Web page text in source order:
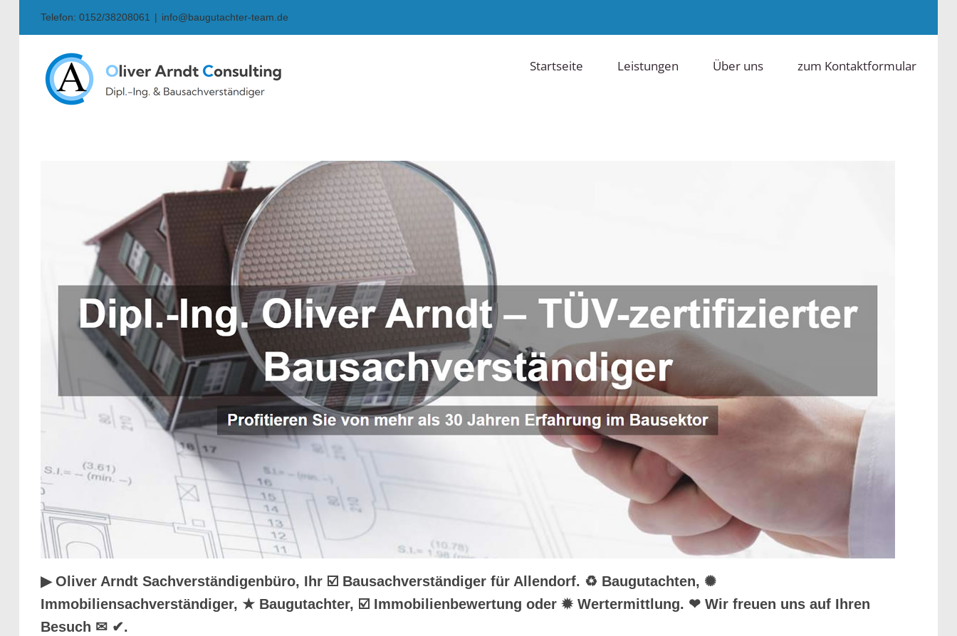
Telefon: 0152/38208061 | info@baugutachter-team.de
Startseite Leistungen Über uns zum Kontaktformular
▶︎ Oliver Arndt Sachverständigenbüro, Ihr ☑️ Bausachverständiger für Allendorf. ♻ Baugutachten, ✺
Immobiliensachverständiger, ★ Baugutachter, ☑️ Immobilienbewertung oder ✹ Wertermittlung. ❤ Wir freuen uns auf Ihren
Besuch ✉ ✔.